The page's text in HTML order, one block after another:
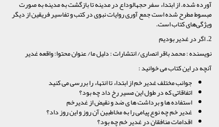
آورده شده. از ابتداء سفر حجهالوداع در مدینه تا بازگشت به مدینه به صورت
مبسوط مطرح شده است جمع آوری روایات نبوی در کتب و تفاسیر فریقین از دیگر
ویژگی‌های کتاب است.
2. اگر در غدیر بودیم
نویسنده : محمد باقر انصاری/ انتشارات : دلیل ما/ عنوان محتوا: واقعه غدیر
آنچه در این کتاب می خوانید :
جوانب مختلف غدیر خم از ابتداء تا انتهاء را بررسی می کنید
اتفاقاتی که در طول این مسیر رخ داد چه بود؟
استفاده ها و برداشت ها ی ضد و نقیض از غدیرخم
غدیر خم چه نوع پیامی را به مخاطبین آن روز و این روز داد؟
اقدامات منافقان در غدیر خم چه بود؟